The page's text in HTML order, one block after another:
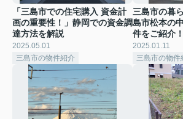
「三島市での住宅購入 資金計
画の重要性！」静岡での資金調
達方法を解説
2025.05.01
三島市の物件紹介
三島市の暮
島市松本の
件をご紹介！
2025.01.11
三島市の物件